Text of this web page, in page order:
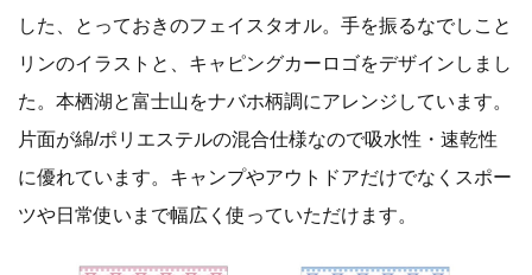
した、とっておきのフェイスタオル。手を振るなでしこと
リンのイラストと、キャピングカーロゴをデザインしまし
た。本栖湖と富士山をナバホ柄調にアレンジしています。
片面が綿/ポリエステルの混合仕様なので吸水性・速乾性
に優れています。キャンプやアウトドアだけでなくスポー
ツや日常使いまで幅広く使っていただけます。